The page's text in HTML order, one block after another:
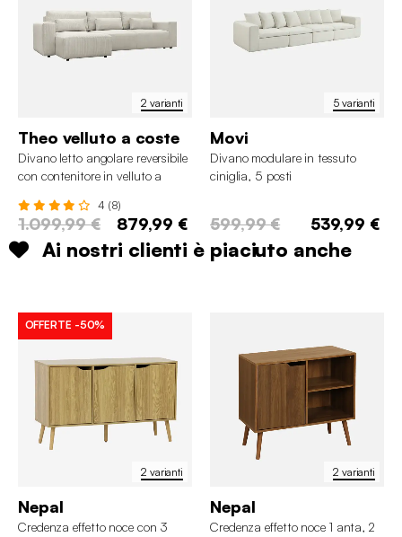
2 varianti
Theo velluto a coste
Divano letto angolare reversibile
con contenitore in velluto a
4 (8)
1.099,99 € 879,99 €
5 varianti
Movi
Divano modulare in tessuto
ciniglia, 5 posti
599,99 € 539,99 €
Ai nostri clienti è piaciuto anche
2 varianti
OFFERTE -50%
Nepal
Credenza effetto noce con 3
2 varianti
Nepal
Credenza effetto noce 1 anta, 2